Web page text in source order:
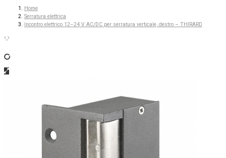
Home
Serratura elettrica
Incontro elettrico 12–24 V AC/DC per serratura verticale, destro – THIRARD